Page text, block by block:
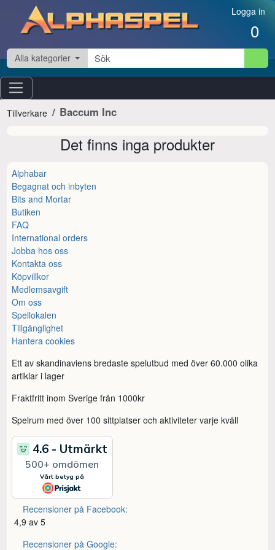
Hoppa till innehåll Logga in
0
Alla kategorier
Tillverkare Baccum Inc
Det finns inga produkter
Alphabar
Begagnat och inbyten
Bits and Mortar
Butiken
FAQ
International orders
Jobba hos oss
Kontakta oss
Köpvillkor
Medlemsavgift
Om oss
Spellokalen
Tillgänglighet
Hantera cookies
Ett av skandinaviens bredaste spelutbud med över 60.000 olika
artiklar i lager
Fraktfritt inom Sverige från 1000kr
Spelrum med över 100 sittplatser och aktiviteter varje kväll
Recensioner på Facebook:
4,9 av 5
Recensioner på Google: